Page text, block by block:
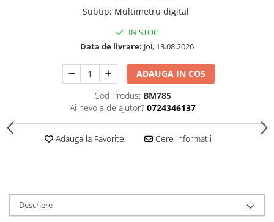
Subtip: Multimetru digital
IN STOC
Data de livrare: Joi, 13.08.2026
ADAUGA IN COS
Cod Produs: BM785
Ai nevoie de ajutor? 0724346137
Adauga la Favorite Cere informatii
Descriere